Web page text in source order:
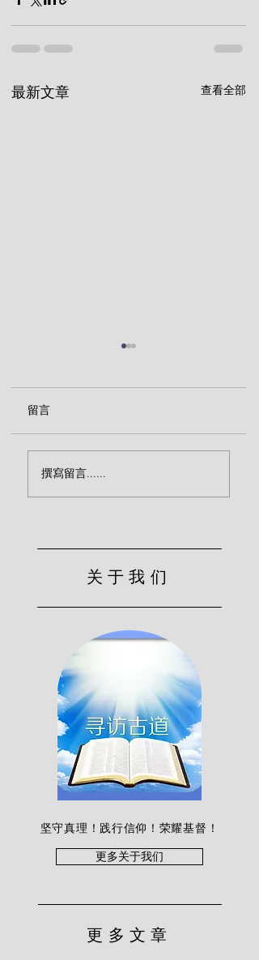
最新文章 查看全部
克）
留言
撰寫留言......
关于我们
坚守真理！践行信仰！荣耀基督！
更多关于我们
更多文章